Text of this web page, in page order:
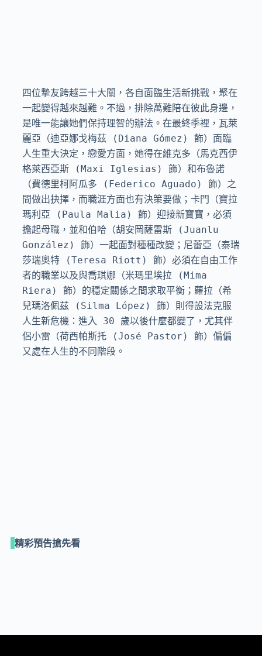
四位摯友跨越三十大關，各自面臨生活新挑戰，聚在
一起變得越來越難。不過，排除萬難陪在彼此身邊，
是唯一能讓她們保持理智的辦法。在最終季裡，瓦萊
麗亞（迪亞娜戈梅茲 (Diana Gómez) 飾）面臨
人生重大決定，戀愛方面，她得在維克多（馬克西伊
格萊西亞斯 (Maxi Iglesias) 飾）和布魯諾
（費德里柯阿瓜多 (Federico Aguado) 飾）之
間做出抉擇，而職涯方面也有決策要做；卡門（寶拉
瑪利亞 (Paula Malia) 飾）迎接新寶寶，必須
擔起母職，並和伯哈（胡安岡薩雷斯 (Juanlu
González) 飾）一起面對種種改變；尼蕾亞（泰瑞
莎瑞奧特 (Teresa Riott) 飾）必須在自由工作
者的職業以及與喬琪娜（米瑪里埃拉 (Mima
Riera) 飾）的穩定關係之間求取平衡；蘿拉（希
兒瑪洛佩茲 (Silma López) 飾）則得設法克服
人生新危機：進入 30 歲以後什麼都變了，尤其伴
侶小雷（荷西帕斯托 (José Pastor) 飾）偏偏
又處在人生的不同階段。
精彩預告搶先看